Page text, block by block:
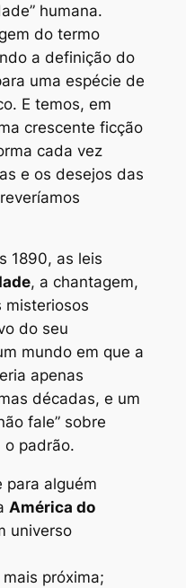
humana.
do termo
a definição do
uma espécie de
E temos, em
crescente ficção
cada vez
e os desejos das
1890, as leis
, a chantagem,
misteriosos
do seu
mundo em que a
apenas
décadas, e um
fale” sobre
o padrão.
para alguém
América do
universo
próxima;